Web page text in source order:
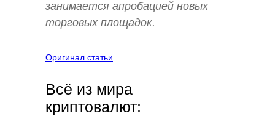
занимается апробацией новых
торговых площадок.
Оригинал статьи
Всё из мира
криптовалют: